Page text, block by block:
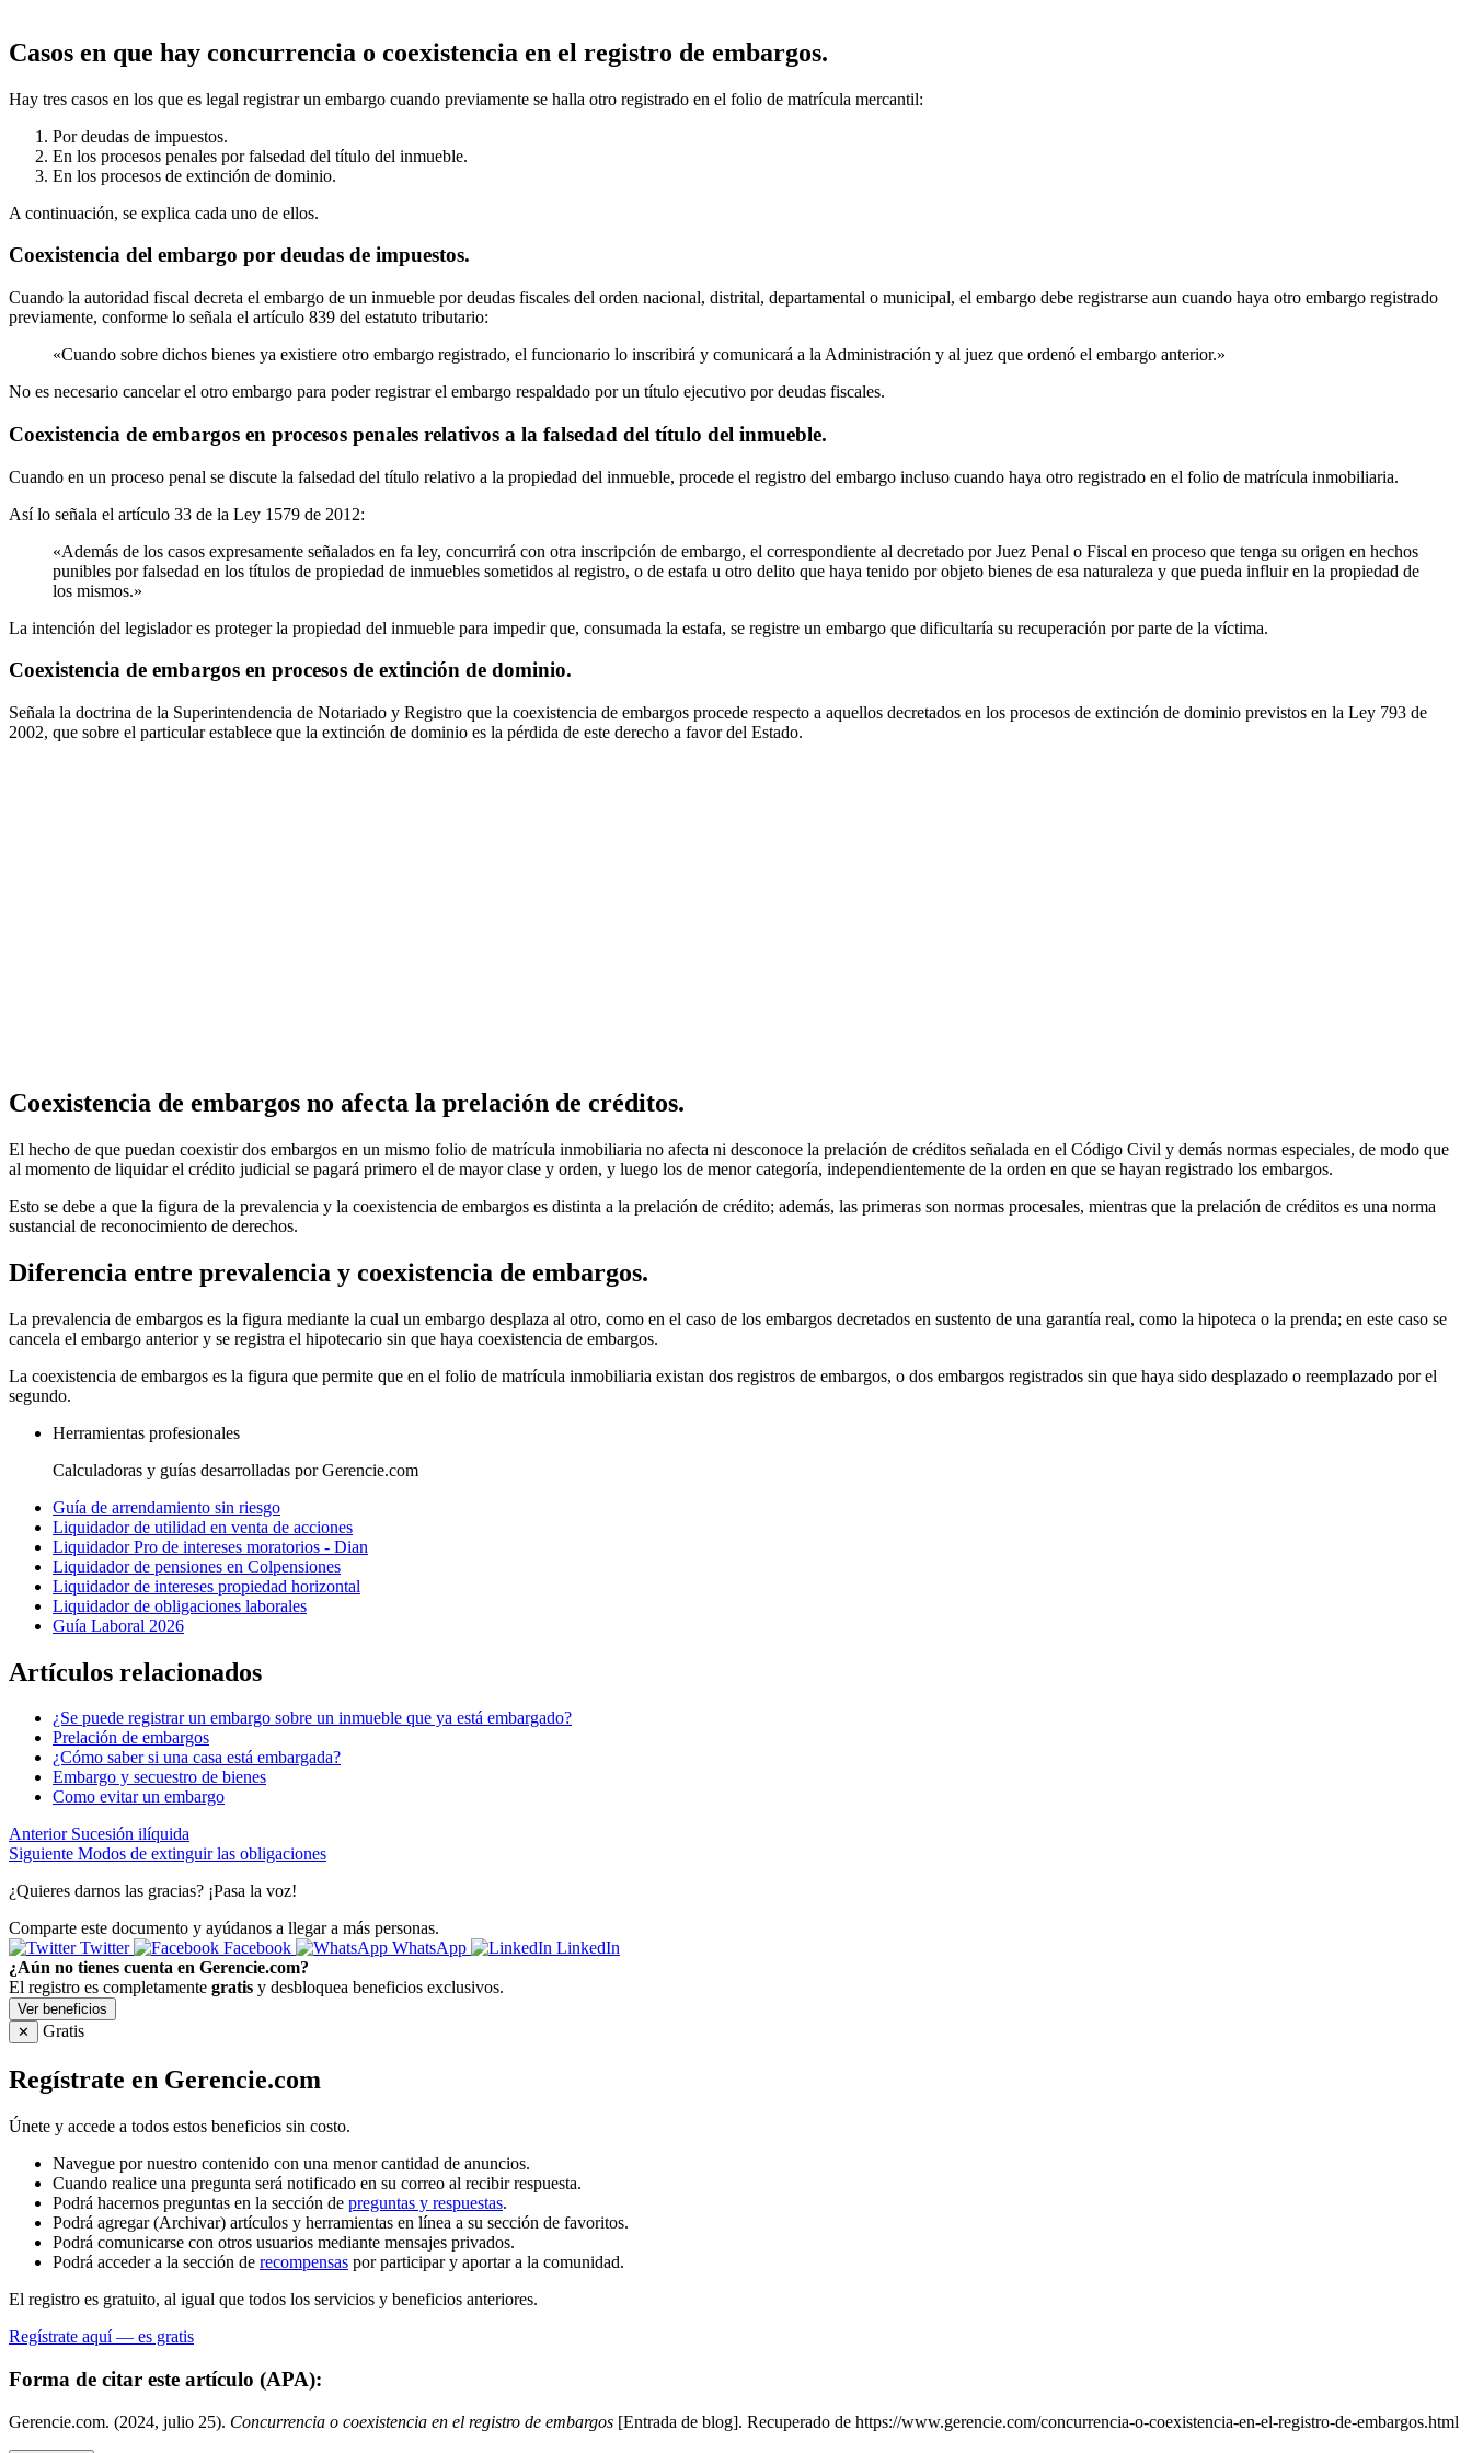
Casos en que hay concurrencia o coexistencia en el registro de embargos.
Hay tres casos en los que es legal registrar un embargo cuando previamente se halla otro registrado en el folio de matrícula mercantil:
Por deudas de impuestos.
En los procesos penales por falsedad del título del inmueble.
En los procesos de extinción de dominio.
A continuación, se explica cada uno de ellos.
Coexistencia del embargo por deudas de impuestos.
Cuando la autoridad fiscal decreta el embargo de un inmueble por deudas fiscales del orden nacional, distrital, departamental o municipal, el embargo debe registrarse aun cuando haya otro embargo registrado
previamente, conforme lo señala el artículo 839 del estatuto tributario:
«Cuando sobre dichos bienes ya existiere otro embargo registrado, el funcionario lo inscribirá y comunicará a la Administración y al juez que ordenó el embargo anterior.»
No es necesario cancelar el otro embargo para poder registrar el embargo respaldado por un título ejecutivo por deudas fiscales.
Coexistencia de embargos en procesos penales relativos a la falsedad del título del inmueble.
Cuando en un proceso penal se discute la falsedad del título relativo a la propiedad del inmueble, procede el registro del embargo incluso cuando haya otro registrado en el folio de matrícula inmobiliaria.
Así lo señala el artículo 33 de la Ley 1579 de 2012:
«Además de los casos expresamente señalados en fa ley, concurrirá con otra inscripción de embargo, el correspondiente al decretado por Juez Penal o Fiscal en proceso que tenga su origen en hechos
punibles por falsedad en los títulos de propiedad de inmuebles sometidos al registro, o de estafa u otro delito que haya tenido por objeto bienes de esa naturaleza y que pueda influir en la propiedad de
los mismos.»
La intención del legislador es proteger la propiedad del inmueble para impedir que, consumada la estafa, se registre un embargo que dificultaría su recuperación por parte de la víctima.
Coexistencia de embargos en procesos de extinción de dominio.
Señala la doctrina de la Superintendencia de Notariado y Registro que la coexistencia de embargos procede respecto a aquellos decretados en los procesos de extinción de dominio previstos en la Ley 793 de
2002, que sobre el particular establece que la extinción de dominio es la pérdida de este derecho a favor del Estado.
Coexistencia de embargos no afecta la prelación de créditos.
El hecho de que puedan coexistir dos embargos en un mismo folio de matrícula inmobiliaria no afecta ni desconoce la prelación de créditos señalada en el Código Civil y demás normas especiales, de modo que
al momento de liquidar el crédito judicial se pagará primero el de mayor clase y orden, y luego los de menor categoría, independientemente de la orden en que se hayan registrado los embargos.
Esto se debe a que la figura de la prevalencia y la coexistencia de embargos es distinta a la prelación de crédito; además, las primeras son normas procesales, mientras que la prelación de créditos es una norma
sustancial de reconocimiento de derechos.
Diferencia entre prevalencia y coexistencia de embargos.
La prevalencia de embargos es la figura mediante la cual un embargo desplaza al otro, como en el caso de los embargos decretados en sustento de una garantía real, como la hipoteca o la prenda; en este caso se
cancela el embargo anterior y se registra el hipotecario sin que haya coexistencia de embargos.
La coexistencia de embargos es la figura que permite que en el folio de matrícula inmobiliaria existan dos registros de embargos, o dos embargos registrados sin que haya sido desplazado o reemplazado por el
segundo.
Herramientas profesionales
Calculadoras y guías desarrolladas por Gerencie.com
Guía de arrendamiento sin riesgo
Liquidador de utilidad en venta de acciones
Liquidador Pro de intereses moratorios - Dian
Liquidador de pensiones en Colpensiones
Liquidador de intereses propiedad horizontal
Liquidador de obligaciones laborales
Guía Laboral 2026
Artículos relacionados
¿Se puede registrar un embargo sobre un inmueble que ya está embargado?
Prelación de embargos
¿Cómo saber si una casa está embargada?
Embargo y secuestro de bienes
Como evitar un embargo
Anterior Sucesión ilíquida
Siguiente Modos de extinguir las obligaciones
¿Quieres darnos las gracias? ¡Pasa la voz!
Comparte este documento y ayúdanos a llegar a más personas.
Twitter
Facebook WhatsApp
LinkedIn
¿Aún no tienes cuenta en Gerencie.com?
El registro es completamente gratis y desbloquea beneficios exclusivos.
Ver beneficios
✕
Gratis
Regístrate en Gerencie.com
Únete y accede a todos estos beneficios sin costo.
Navegue por nuestro contenido con una menor cantidad de anuncios.
Cuando realice una pregunta será notificado en su correo al recibir respuesta.
Podrá hacernos preguntas en la sección de preguntas y respuestas.
Podrá agregar (Archivar) artículos y herramientas en línea a su sección de favoritos.
Podrá comunicarse con otros usuarios mediante mensajes privados.
Podrá acceder a la sección de recompensas por participar y aportar a la comunidad.
El registro es gratuito, al igual que todos los servicios y beneficios anteriores.
Regístrate aquí — es gratis
Forma de citar este artículo (APA):
Gerencie.com. (2024, julio 25). Concurrencia o coexistencia en el registro de embargos [Entrada de blog]. Recuperado de https://www.gerencie.com/concurrencia-o-coexistencia-en-el-registro-de-embargos.html